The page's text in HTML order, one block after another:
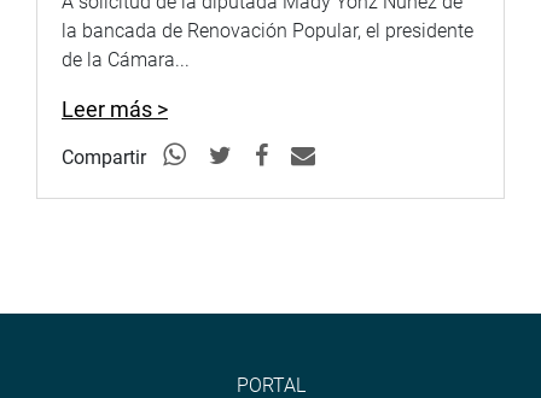
la bancada de Renovación Popular, el presidente
de la Cámara...
Leer más >
Compartir
PORTAL